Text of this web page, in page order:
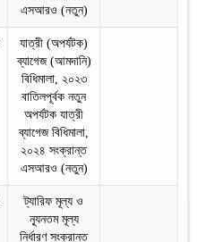
এসআরও (নতুন)
যাত্রী (অপর্যটক)
ব্যাগেজ (আমদানি)
বিধিমালা, ২০২৩
বাতিলপূর্বক নতুন
অপর্যটক যাত্রী
ব্যাগেজ বিধিমালা,
২০২৪ সংক্রান্ত
এসআরও (নতুন)
ট্যারিফ মূল্য ও
ন্যূনতম মূল্য
নির্ধারণ সংক্রান্ত